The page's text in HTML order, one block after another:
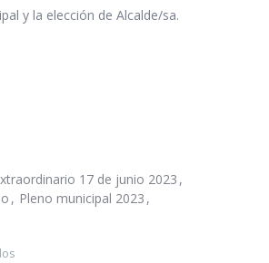
y la elección de Alcalde/sa.
17 de junio 2023
Pleno municipal 2023